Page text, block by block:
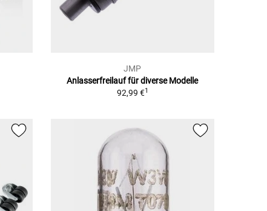
JMP
Anlasserfreilauf für diverse Modelle
92,99 €1